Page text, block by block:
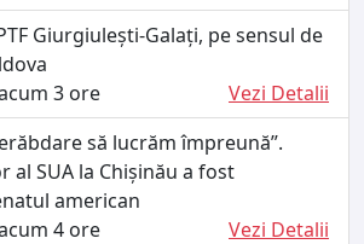
Giurgiulești-Galați, pe sensul de
3 ore
Vezi Detalii
să lucrăm împreună”.
al SUA la Chișinău a fost
american
4 ore
Vezi Detalii